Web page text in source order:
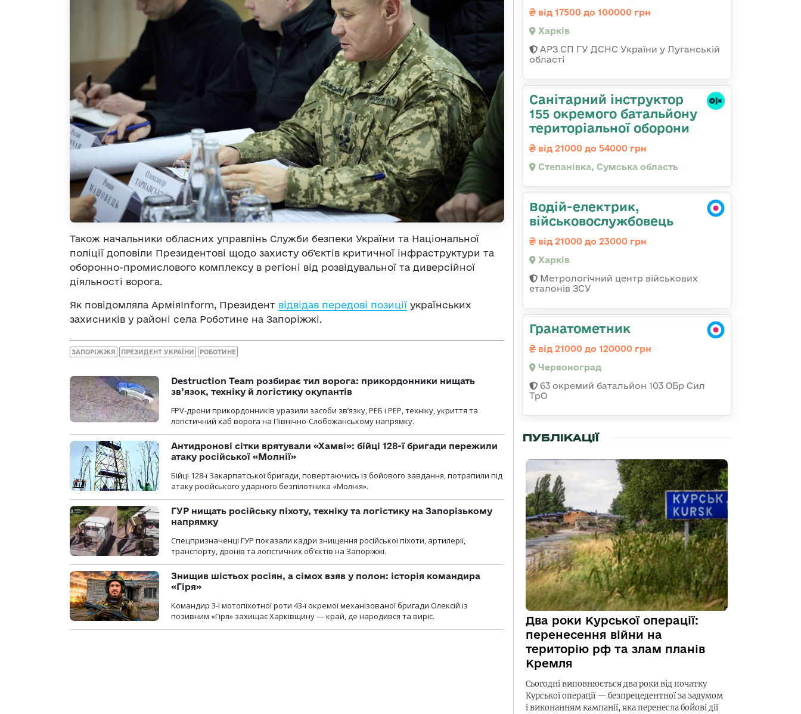
Також начальники обласних управлінь Служби безпеки України та Національної
поліції доповіли Президентові щодо захисту об’єктів критичної інфраструктури та
оборонно-промислового комплексу в регіоні від розвідувальної та диверсійної
діяльності ворога.
Як повідомляла АрміяInform, Президент відвідав передові позиції українських
захисників у районі села Роботине на Запоріжжі.
ЗАПОРІЖЖЯ ПРЕЗИДЕНТ УКРАЇНИ РОБОТИНЕ
Destruction Team розбирає тил ворога: прикордонники нищать
зв’язок, техніку й логістику окупантів
FPV-дрони прикордонників уразили засоби зв’язку, РЕБ і РЕР, техніку, укриття та
логістичний хаб ворога на Північно-Слобожанському напрямку.
Антидронові сітки врятували «Хамві»: бійці 128-ї бригади пережили
атаку російської «Молнії»
Бійці 128-ї Закарпатської бригади, повертаючись із бойового завдання, потрапили під
атаку російського ударного безпілотника «Молнія».
ГУР нищать російську піхоту, техніку та логістику на Запорізькому
напрямку
Спецпризначенці ГУР показали кадри знищення російської піхоти, артилерії,
транспорту, дронів та логістичних об’єктів на Запоріжжі.
Знищив шістьох росіян, а сімох взяв у полон: історія командира
«Гіря»
Командир 3-ї мотопіхотної роти 43-ї окремої механізованої бригади Олексій із
позивним «Гіря» захищає Харківщину — край, де народився та виріс.
від 17500 до 100000 грн
Харків
АРЗ СП ГУ ДСНС України у Луганській
області
Санітарний інструктор
155 окремого батальйону
територіальної оборони
від 21000 до 54000 грн
Степанівка, Сумська область
Водій-електрик,
військовослужбовець
від 21000 до 23000 грн
Харків
Метрологічний центр військових
еталонів ЗСУ
Гранатометник
від 21000 до 120000 грн
Червоноград
63 окремий батальйон 103 ОБр Сил
ТрО
ПУБЛІКАЦІЇ
Два роки Курської операції:
перенесення війни на
територію рф та злам планів
Кремля
Сьогодні виповнюється два роки від початку
Курської операції — безпрецедентної за задумом
і виконанням кампанії, яка перенесла бойові дії